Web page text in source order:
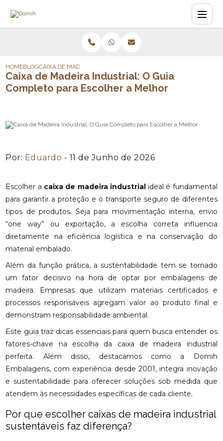
HOMEBLOGCAIXA DE MADEIRA INDUSTRIAL: O GUIA COMPLETO PARA
Caixa de Madeira Industrial: O Guia
Completo para Escolher a Melhor
Por: Eduardo - 11 de Junho de 2026
Escolher a caixa de madeira industrialideal é fundamental
para garantir a proteção e o transporte seguro de diferentes
tipos de produtos. Seja para movimentação interna, envio
“one way” ou exportação, a escolha correta influencia
diretamente na eficiência logística e na conservação do
material embalado.
Além da função prática, a sustentabilidade tem se tornado
um fator decisivo na hora de optar por embalagens de
madeira. Empresas que utilizam materiais certificados e
processos responsáveis agregam valor ao produto final e
demonstram responsabilidade ambiental.
Este guia traz dicas essenciais para quem busca entender os
fatores-chave na escolha da caixa de madeira industrial
perfeita. Além disso, destacamos como a Domih
Embalagens, com experiência desde 2001, integra inovação
e sustentabilidade para oferecer soluções sob medida que
atendem às necessidades específicas de cada cliente.
Por que escolher caixas de madeira industrial
sustentáveis faz diferença?